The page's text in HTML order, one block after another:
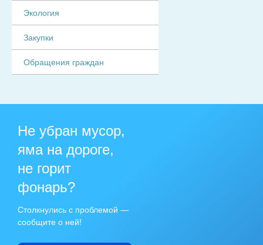
Экология
Закупки
Обращения граждан
Не убран мусор,
яма на дороге,
не горит
фонарь?
Столкнулись с проблемой —
сообщите о ней!